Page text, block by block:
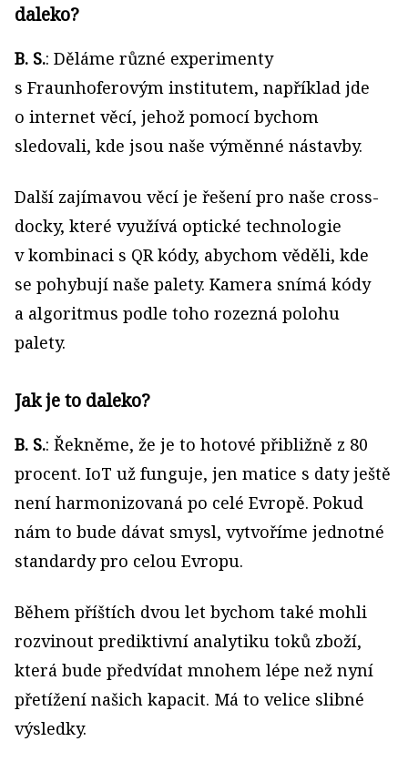
daleko?
B. S.: Děláme různé experimenty
s Fraunhoferovým institutem, například jde
o internet věcí, jehož pomocí bychom
sledovali, kde jsou naše výměnné nástavby.
Další zajímavou věcí je řešení pro naše cross-
docky, které využívá optické technologie
v kombinaci s QR kódy, abychom věděli, kde
se pohybují naše palety. Kamera snímá kódy
a algoritmus podle toho rozezná polohu
palety.
Jak je to daleko?
B. S.: Řekněme, že je to hotové přibližně z 80
procent. IoT už funguje, jen matice s daty ještě
není harmonizovaná po celé Evropě. Pokud
nám to bude dávat smysl, vytvoříme jednotné
standardy pro celou Evropu.
Během příštích dvou let bychom také mohli
rozvinout prediktivní analytiku toků zboží,
která bude předvídat mnohem lépe než nyní
přetížení našich kapacit. Má to velice slibné
výsledky.